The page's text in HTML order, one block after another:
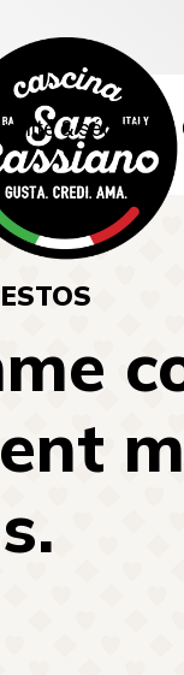
& sécurité